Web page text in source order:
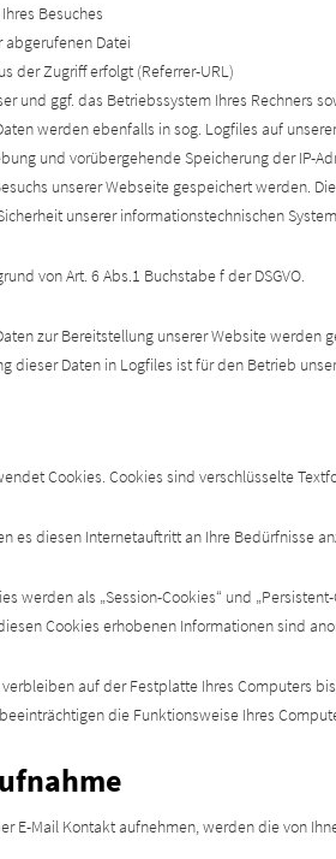
Besuches
abgerufenen Datei
der Zugriff erfolgt (Referrer-URL)
und ggf. das Betriebssystem Ihres Rechners
werden ebenfalls in sog. Logfiles auf
und vorübergehende Speicherung der IP-
unserer Webseite gespeichert werden.
unserer informationstechnischen
von Art. 6 Abs.1 Buchstabe f der DSGVO.
zur Bereitstellung unserer Website
dieser Daten in Logfiles ist für den Betrieb
Cookies. Cookies sind verschlüsselte
es diesen Internetauftritt an Ihre Bedürfnisse
werden als „Session-Cookies“ und
Cookies erhobenen Informationen sind
auf der Festplatte Ihres Computers
die Funktionsweise Ihres
E-Mail Kontakt aufnehmen, werden die von